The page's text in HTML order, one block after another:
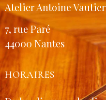
Atelier Antoine Vautier
7, rue Paré
44000 Nantes
HORAIRES